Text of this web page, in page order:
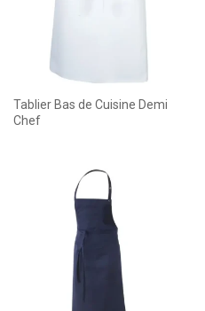
Tablier Bas de Cuisine Demi
Chef